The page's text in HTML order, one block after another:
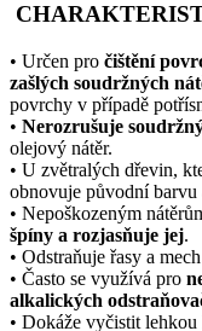
• Určen pro čištění
zašlých soudržných
povrchy v případě
• Nerozrušuje
olejový nátěr.
• U zvětralých dřevin,
obnovuje původní barvu
• Nepoškozeným
špíny a rozjasňuje jej.
• Odstraňuje řasy a
• Často se využívá pro
alkalických
• Dokáže vyčistit